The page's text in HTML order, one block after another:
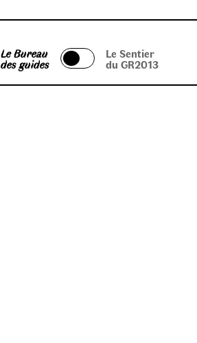
Le Bureau
des guides
Le Sentier
du GR2013